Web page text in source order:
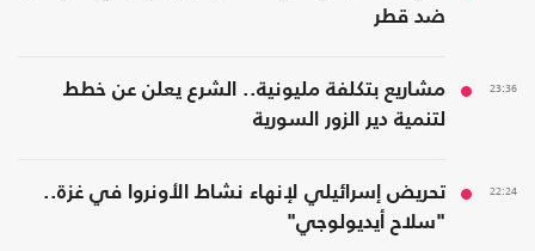
ضد قطر
23:36
مشاريع بتكلفة مليونية.. الشرع يعلن عن خطط
لتنمية دير الزور السورية
22:24
تحريض إسرائيلي لإنهاء نشاط الأونروا في غزة..
"سلاح أيديولوجي"